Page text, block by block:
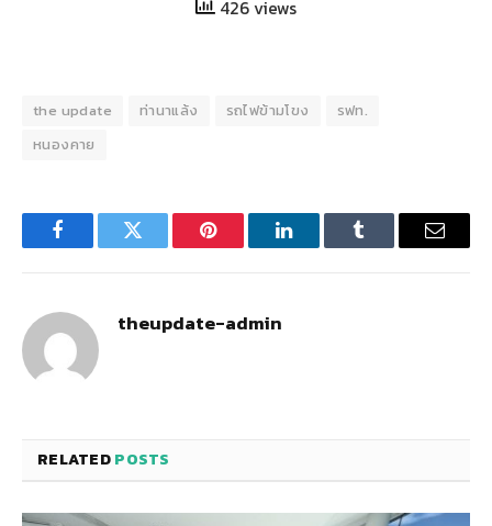
426 views
the update ท่านาแล้ง รถไฟข้ามโขง
รฟท.
หนองคาย
FacebookTwitter Pinterest LinkedInTumblr Email
theupdate-admin
RELATEDPOSTS